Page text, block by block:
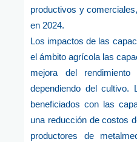
productivos y
en 2024.
Los impactos de las
el ámbito agrícola las
mejora del
dependiendo del cultivo.
beneficiados con las
una reducción de costos
productores de